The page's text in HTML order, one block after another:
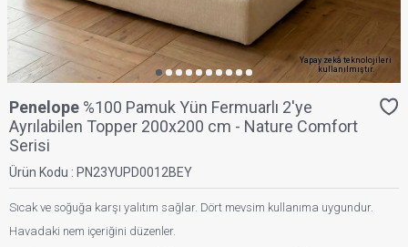
Yapay zekâ teknolojileri
kullanılmıştır.
Penelope %100 Pamuk Yün Fermuarlı 2'ye
Ayrılabilen Topper 200x200 cm - Nature Comfort
Serisi
Ürün Kodu : PN23YUPD0012BEY
Sıcak ve soğuğa karşı yalıtım sağlar. Dört mevsim kullanıma uygundur.
Havadaki nem içeriğini düzenler.